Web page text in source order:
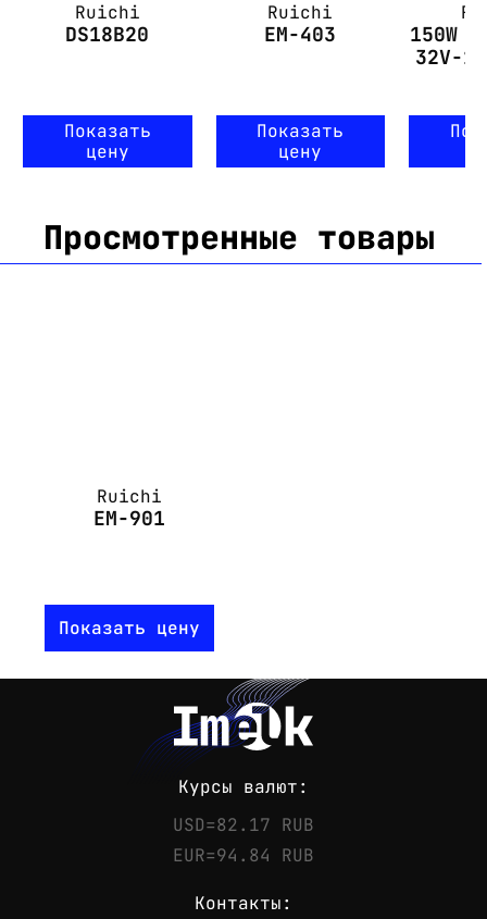
Ruichi
DS18B20
Показать
цену
Ruichi
EM-403
Показать
цену
150W
32V-
Просмотренные товары
Ruichi
EM-901
Показать цену
Курсы валют:
USD=82.17 RUB
EUR=94.84 RUB
Контакты: